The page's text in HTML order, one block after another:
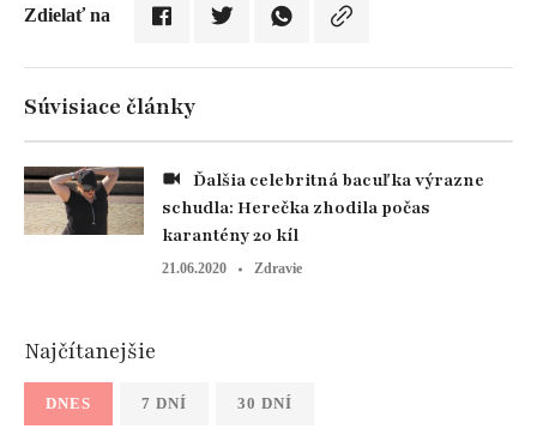
Zdielať na
Súvisiace články
schudla: Herečka zhodila počas
karantény 20 kíl
21.06.2020 Zdravie
Najčítanejšie
DNES 7 DNÍ 30 DNÍ